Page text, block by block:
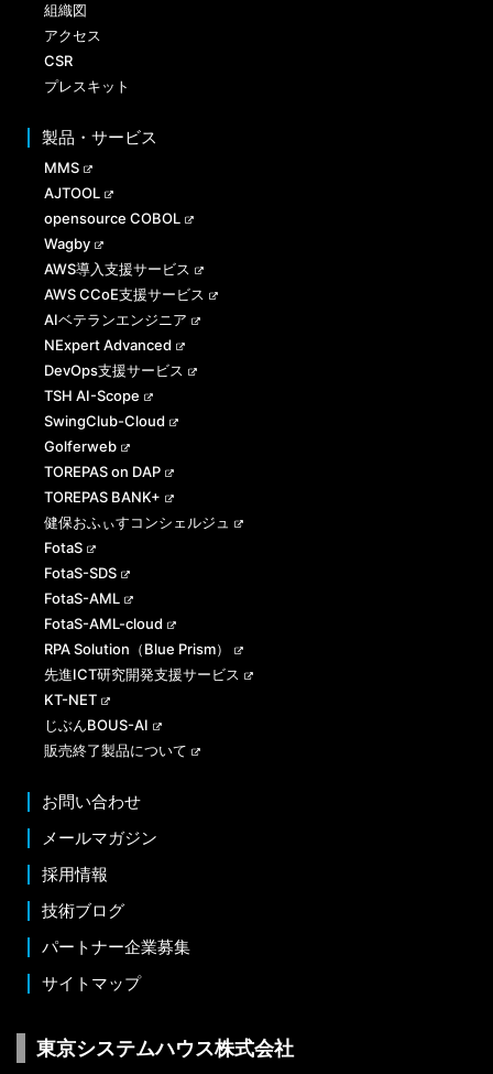
組織図
アクセス
CSR
プレスキット
製品・サービス
MMS
AJTOOL
opensource COBOL
Wagby
AWS導入支援サービス
AWS CCoE支援サービス
AIベテランエンジニア
NExpert Advanced
DevOps支援サービス
TSH AI-Scope
SwingClub-Cloud
Golferweb
TOREPAS on DAP
TOREPAS BANK+
健保おふぃすコンシェルジュ
FotaS
FotaS-SDS
FotaS-AML
FotaS-AML-cloud
RPA Solution（Blue Prism）
先進ICT研究開発支援サービス
KT-NET
じぶんBOUS-AI
販売終了製品について
お問い合わせ
メールマガジン
採用情報
技術ブログ
パートナー企業募集
サイトマップ
東京システムハウス株式会社